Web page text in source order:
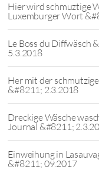
Hier wird schmuztige
Luxemburger Wort
Le Boss du Diffwäsch
5.3.2018
Her mit der
&#8211; 2.3.2018
Dreckige Wäsche
Journal &#8211;
Einweihung in
&#8211; 09.2017